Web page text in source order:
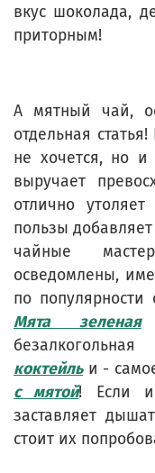
вкус шоколада,
приторным!
А мятный чай,
отдельная
не хочется, но и
выручает
отлично
пользы
чайные
осведомлены,
по
Мята зеленая
коктейльи -
с мятой! Если и
заставляет
стоит их